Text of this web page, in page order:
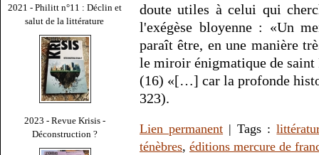
2021 - Philitt n°11 : Déclin et
salut de la littérature
2023 - Revue Krisis -
Déconstruction ?
doute utiles à celui qui
l'exégèse bloyenne : «Un
paraît être, en une manière
le miroir énigmatique de
(16) «[…] car la profonde
323).
Lien permanent | Tags :
ténèbres, éditions mercure de